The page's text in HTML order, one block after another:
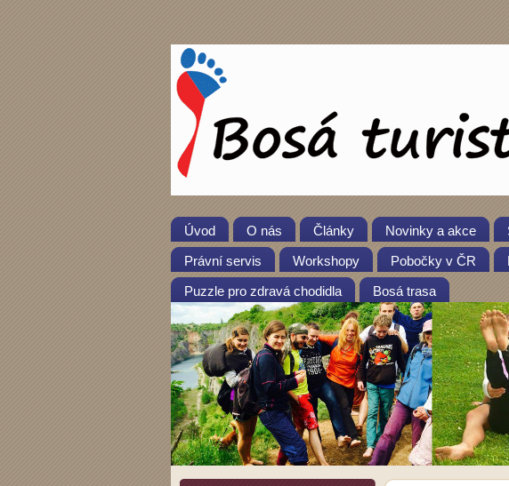
Úvod O nás Články Novinky a akce
Právní servis Workshopy Pobočky v ČR
Puzzle pro zdravá chodidla Bosá trasa